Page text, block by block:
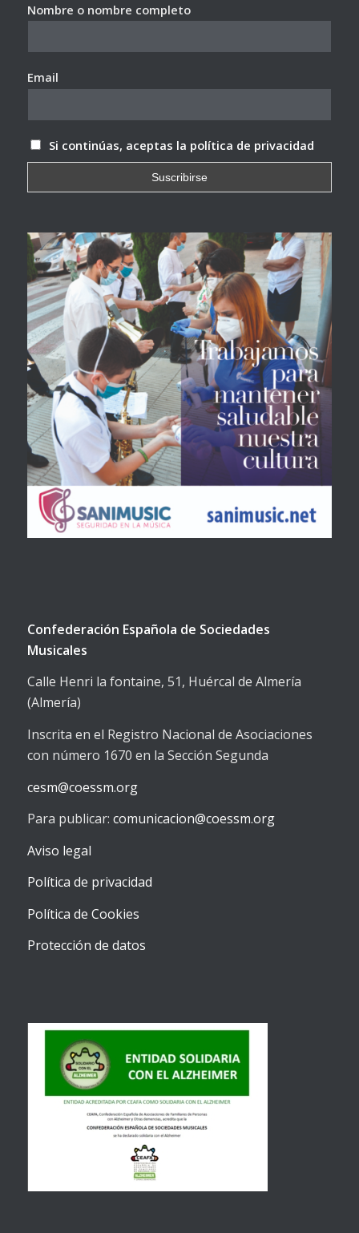
Nombre o nombre completo
Email
Si continúas, aceptas la política de privacidad
Confederación Española de Sociedades
Musicales
Calle Henri la fontaine, 51, Huércal de Almería
(Almería)
Inscrita en el Registro Nacional de Asociaciones
con número 1670 en la Sección Segunda
cesm@coessm.org
Para publicar: comunicacion@coessm.org
Aviso legal
Política de privacidad
Política de Cookies
Protección de datos